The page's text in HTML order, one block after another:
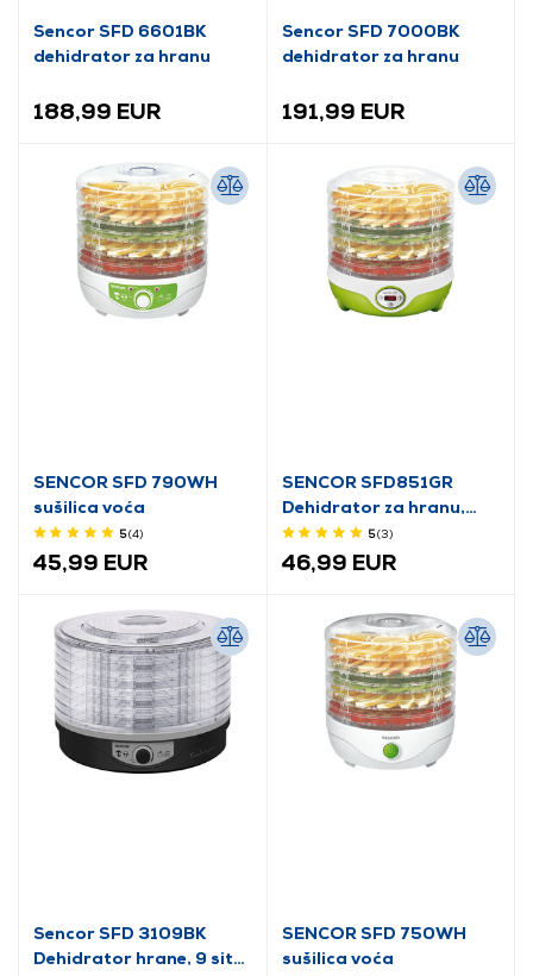
Sencor SFD 6601BK
dehidrator za hranu
188,99 EUR
Sencor SFD 7000BK
dehidrator za hranu
191,99 EUR
SENCOR SFD 790WH
sušilica voća
5(4)
45,99 EUR
SENCOR SFD851GR
Dehidrator za hranu,
zeleni
5(3)
46,99 EUR
Sencor SFD 3109BK
Dehidrator hrane, 9 sita,
SENCOR SFD 750WH
sušilica voća